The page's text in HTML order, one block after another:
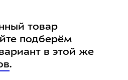
товар
подберём
в этой же
.